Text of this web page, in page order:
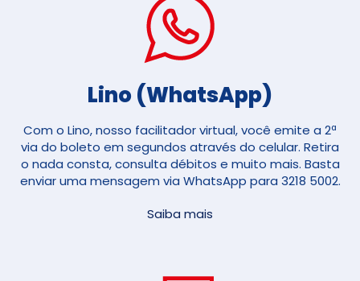
Lino (WhatsApp)
Com o Lino, nosso facilitador virtual, você emite a 2ª
via do boleto em segundos através do celular. Retira
o nada consta, consulta débitos e muito mais. Basta
enviar uma mensagem via WhatsApp para 3218 5002.
Saiba mais